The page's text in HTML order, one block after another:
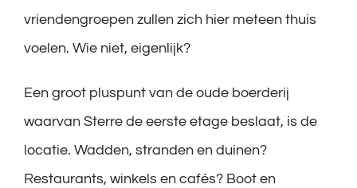
vriendengroepen zullen zich hier meteen thuis
voelen. Wie niet, eigenlijk?
Een groot pluspunt van de oude boerderij
waarvan Sterre de eerste etage beslaat, is de
locatie. Wadden, stranden en duinen?
Restaurants, winkels en cafés? Boot en